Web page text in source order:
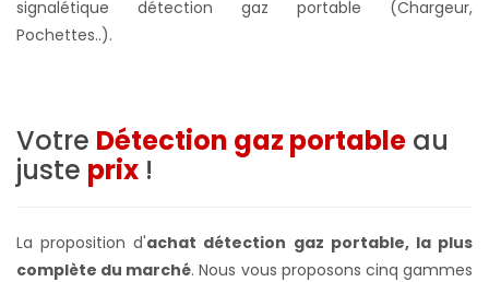
signalétique détection gaz portable (Chargeur,
Pochettes..).
Votre Détection gaz portable au
juste prix !
La proposition d'achat détection gaz portable, la plus
complète du marché. Nous vous proposons cinq gammes